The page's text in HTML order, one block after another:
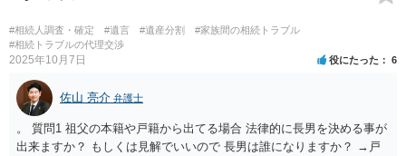
ができれば構いません。）。 今後の対応としては， ①伯母さんの相続
財産（遺産）の全容を整理する（預貯金，有価証券，不動産等の有無
を調べることになります。） ②相続財産に照らし，相続税の申告の準
備をする（税理士の先生にご相談ください。） ③遺産分割協議をする
（ご本人同士で行っても構いませんし，弁護士に相談することもよろ
しいと思います。） ことになります。
#相続人調査・確定 #遺言 #遺産分割
#家族間の相続トラブル
#相続トラブルの代理交渉
2025年10月7日 役にたった 6
佐山 亮介 弁護士
。 質問1 祖父の本籍や戸籍から出てる場合 法律的に長男を決める事が
出来ますか？ もしくは見解でいいので 長男は誰になりますか？ →戸